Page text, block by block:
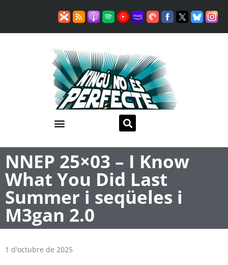
NNEP 25×03 – I Know
What You Did Last
Summer i seqüeles i
M3gan 2.0
1 d'octubre de 2025